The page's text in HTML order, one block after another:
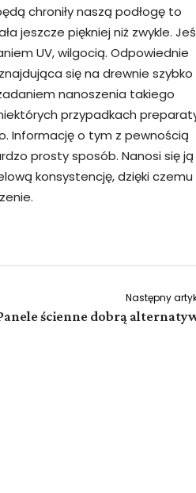
chroniły naszą podłogę to
jeszcze piękniej niż zwykle.
UV, wilgocią. Odpowiednie
się na drewnie szybko
nanoszenia takiego
przypadkach
Informację o tym z pewnością
prosty sposób. Nanosi się ją
konsystencję, dzięki czemu
Następny
ścienne dobrą